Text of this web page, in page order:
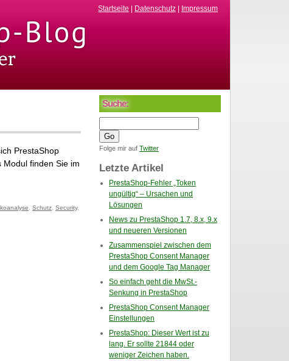
Startseite Datenschutz Impressum
PrestaShop
finden Sie im
Schutz Security,
Suche:
Folge mir auf Twitter
Letzte Artikel
PrestaShop-Fehler „Token
ungültig“ – Ursachen und
Lösungen
News zu PrestaShop 1.7, 8.x, 9.x
und neueren Versionen
Zusammenspiel zwischen dem
PrestaShop Consent Manager
und dem Google Tag Manager
So einfach geht die MwSt.-
Senkung in PrestaShop
PrestaShop Consent Manager
Einstellungen
PrestaShop: Dieser Wert ist zu
lang. Er sollte 21844 oder
weniger Zeichen haben.